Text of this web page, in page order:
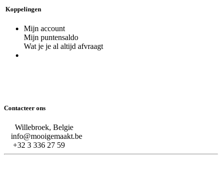
Koppelingen
Mijn account
Mijn puntensaldo
Wat je je al altijd afvraagt
Contacteer ons
Willebroek, Belgie
info@mooigemaakt.be
+32 3 336 27 59